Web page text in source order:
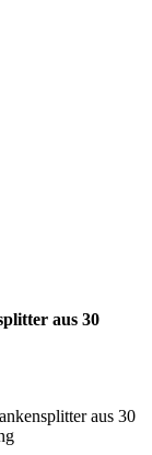
aus 30
aus 30